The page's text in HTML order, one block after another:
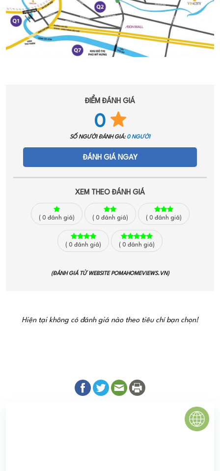
ĐIỂM ĐÁNH GIÁ
0
SỐ NGƯỜI ĐÁNH GIÁ: 0 NGƯỜI
ĐÁNH GIÁ NGAY
XEM THEO ĐÁNH GIÁ
( 0 đánh giá) ( 0 đánh giá) ( 0 đánh giá)
( 0 đánh giá) ( 0 đánh giá)
(ĐÁNH GIÁ TỪ WEBSITEPOMAHOMEVIEWS.VN)
Hiện tại không có đánh giá nào theo tiêu chí bạn chọn!